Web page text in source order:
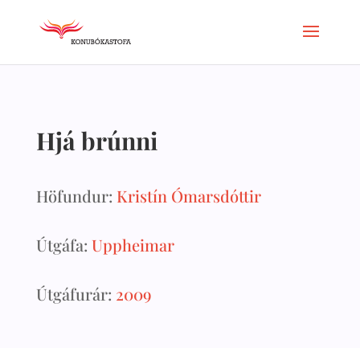
Hjá brúnni
Höfundur: Kristín Ómarsdóttir
Útgáfa: Uppheimar
Útgáfurár: 2009